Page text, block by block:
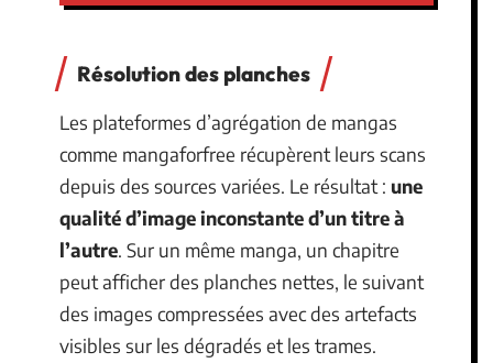
Résolution des planches
Les plateformes d’agrégation de mangas
comme mangaforfree récupèrent leurs scans
depuis des sources variées. Le résultat : une
qualité d’image inconstante d’un titre à
l’autre. Sur un même manga, un chapitre
peut afficher des planches nettes, le suivant
des images compressées avec des artefacts
visibles sur les dégradés et les trames.